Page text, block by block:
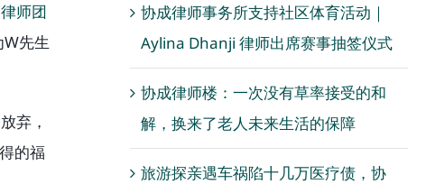
律师团
先生
弃，
的福
协成律师事务所支持社区体育活动｜
Aylina Dhanji 律师出席赛事抽签仪式
协成律师楼：一次没有草率接受的和
解，换来了老人未来生活的保障
旅游探亲遇车祸陷十几万医疗债，协